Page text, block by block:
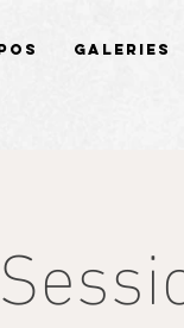
Galeries